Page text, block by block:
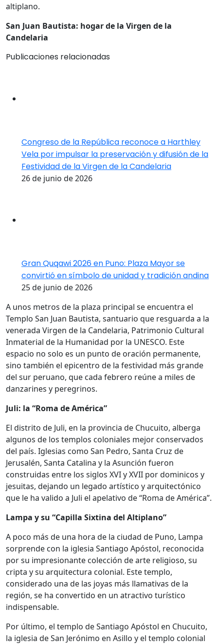
altiplano.
San Juan Bautista: hogar de la Virgen de la
Candelaria
Publicaciones relacionadas
Congreso de la República reconoce a Harthley
Vela por impulsar la preservación y difusión de la
Festividad de la Virgen de la Candelaria
26 de junio de 2026
Gran Quqawi 2026 en Puno: Plaza Mayor se
convirtió en símbolo de unidad y tradición andina
25 de junio de 2026
A unos metros de la plaza principal se encuentra el
Templo San Juan Bautista, santuario que resguarda a la
venerada Virgen de la Candelaria, Patrimonio Cultural
Inmaterial de la Humanidad por la UNESCO. Este
espacio no solo es un punto de oración permanente,
sino también el epicentro de la festividad más grande
del sur peruano, que cada febrero reúne a miles de
danzarines y peregrinos.
Juli: la “Roma de América”
El distrito de Juli, en la provincia de Chucuito, alberga
algunos de los templos coloniales mejor conservados
del país. Iglesias como San Pedro, Santa Cruz de
Jerusalén, Santa Catalina y la Asunción fueron
construidas entre los siglos XVI y XVII por dominicos y
jesuitas, dejando un legado artístico y arquitectónico
que le ha valido a Juli el apelativo de “Roma de América”.
Lampa y su “Capilla Sixtina del Altiplano”
A poco más de una hora de la ciudad de Puno, Lampa
sorprende con la iglesia Santiago Apóstol, reconocida
por su impresionante colección de arte religioso, su
cripta y su arquitectura colonial. Este templo,
considerado una de las joyas más llamativas de la
región, se ha convertido en un atractivo turístico
indispensable.
Por último, el templo de Santiago Apóstol en Chucuito,
la iglesia de San Jerónimo en Asillo y el templo colonial